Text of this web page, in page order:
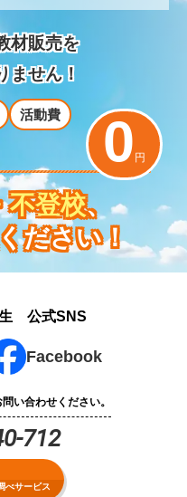
材販売を
ません！
活動費 0 円
不登校、
ださい！
生 公式SNS
Facebook
い合わせください。
712
べサービス